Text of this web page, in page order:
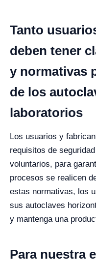
Tanto
deben tener
y normativas
de los
laboratorios
Los usuarios y
requisitos de
voluntarios, para
procesos se realicen
estas normativas, los
sus autoclaves
y mantenga una
Para nuestra